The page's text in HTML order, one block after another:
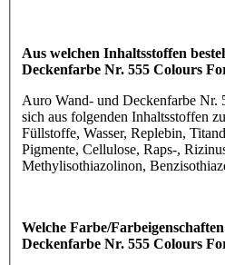
Aus welchen Inhaltsstoffen
Deckenfarbe Nr. 555 Colours
Auro Wand- und Deckenfarbe Nr.
sich aus folgenden Inhaltsstoffen
Füllstoffe, Wasser, Replebin,
Pigmente, Cellulose, Raps-,
Methylisothiazolinon,
Welche Farbe/
Deckenfarbe Nr. 555 Colours